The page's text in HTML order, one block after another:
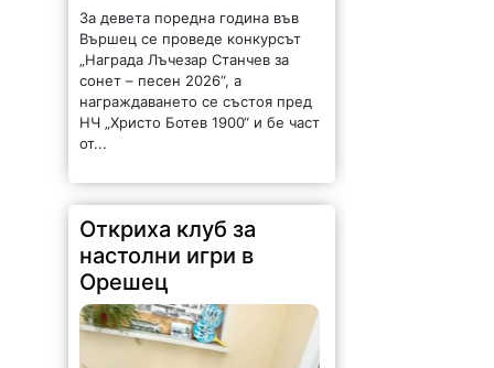
За девета поредна година във
Вършец се проведе конкурсът
„Награда Лъчезар Станчев за
сонет – песен 2026“, а
награждаването се състоя пред
НЧ „Христо Ботев 1900“ и бе част
от...
Откриха клуб за
настолни игри в
Орешец